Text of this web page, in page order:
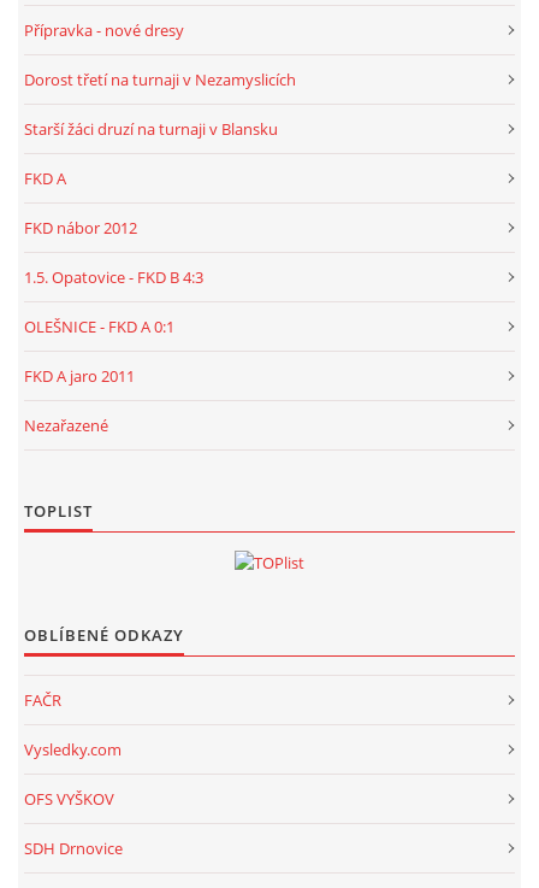
Přípravka - nové dresy
Dorost třetí na turnaji v Nezamyslicích
Starší žáci druzí na turnaji v Blansku
FKD A
FKD nábor 2012
1.5. Opatovice - FKD B 4:3
OLEŠNICE - FKD A 0:1
FKD A jaro 2011
Nezařazené
TOPLIST
OBLÍBENÉ ODKAZY
FAČR
Vysledky.com
OFS VYŠKOV
SDH Drnovice